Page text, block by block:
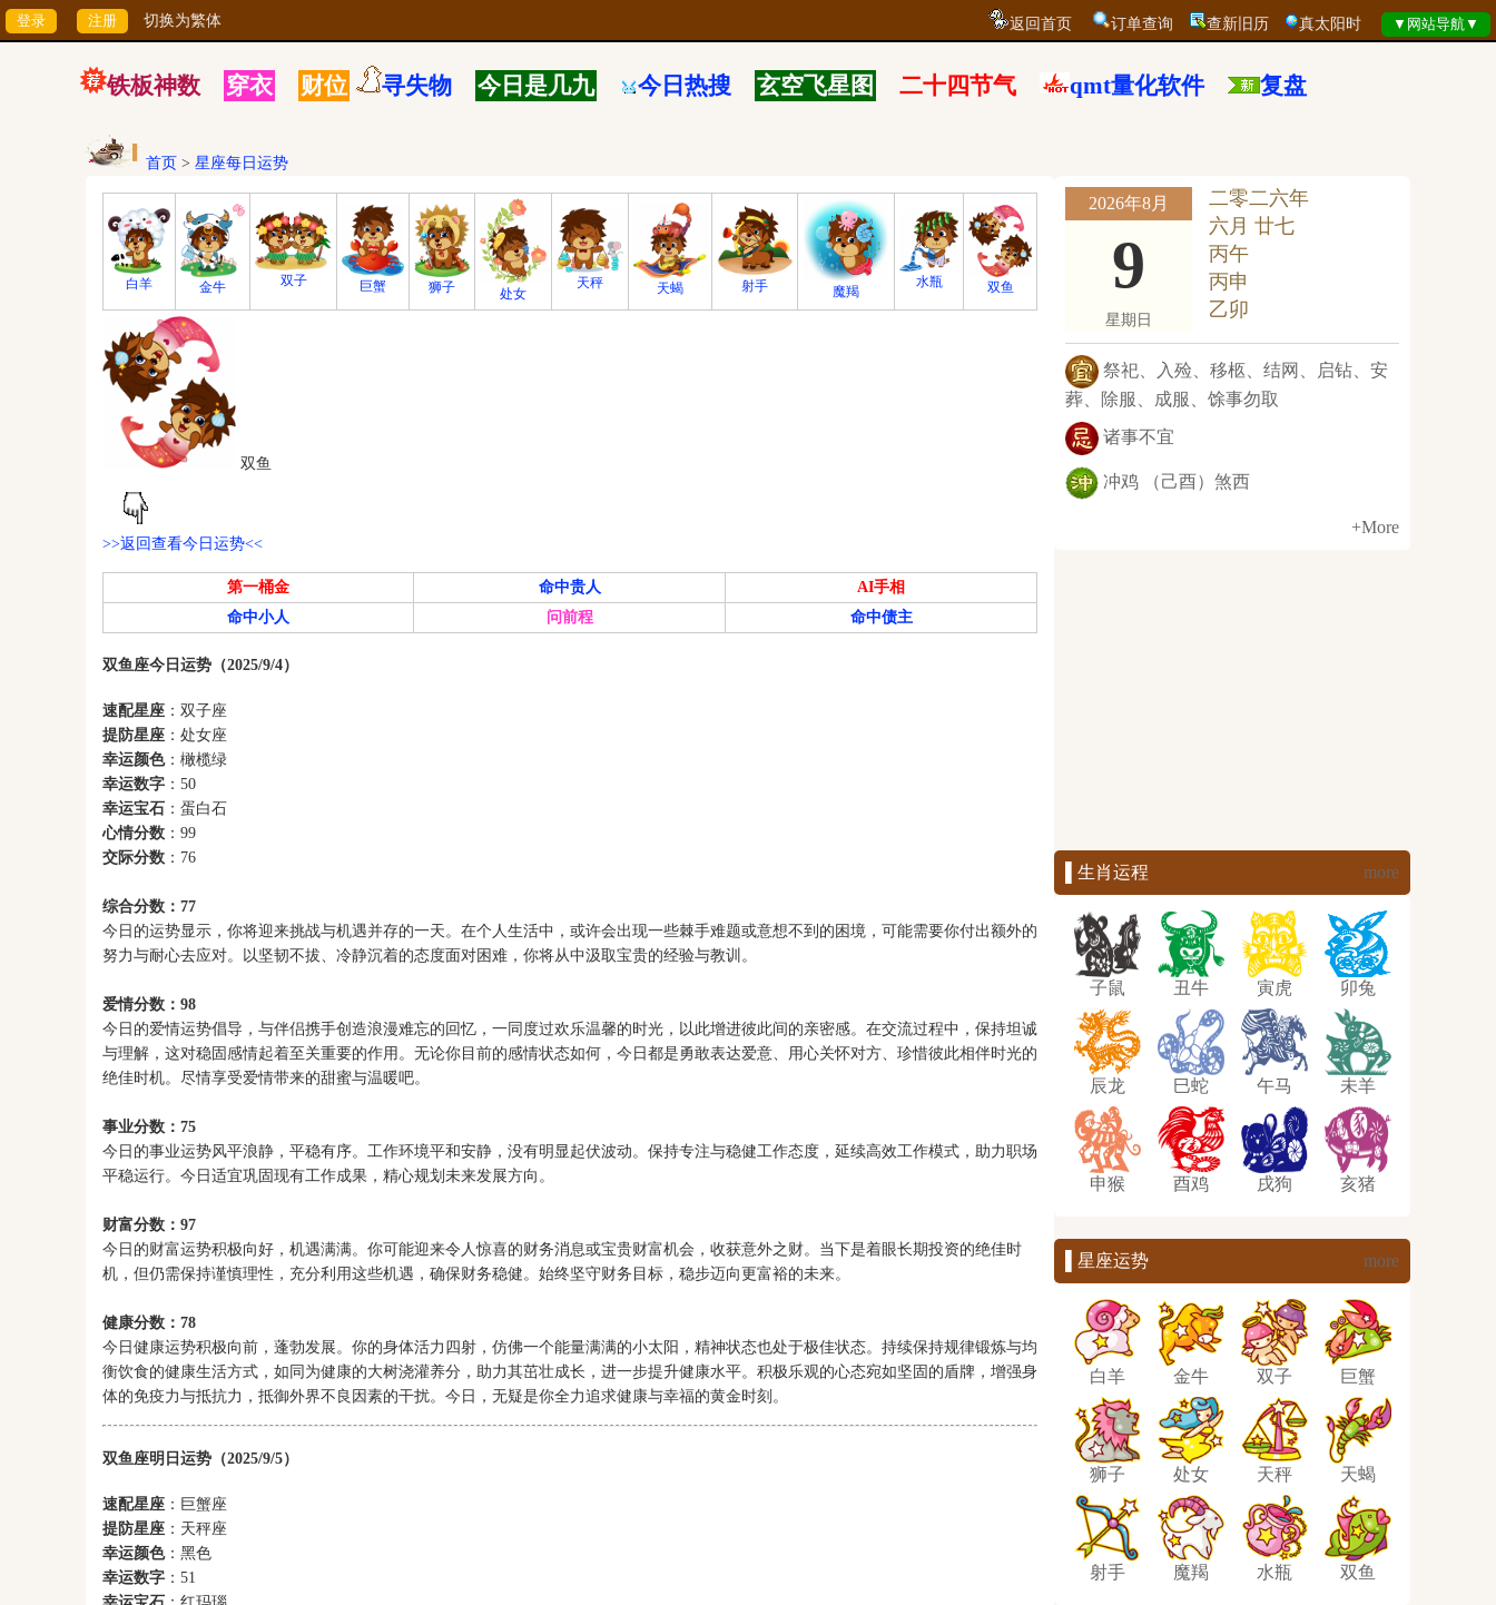
切换为繁体 返回首页 订单查询 查新旧历 真太阳时
铁板神数 穿衣 财位 寻失物 今日是几九 今日热搜 玄空飞星图 二十四节气 qmt量化软件 复盘
首页 > 星座每日运势
白羊 金牛 双子 巨蟹 狮子 处女
天秤 天蝎 射手 魔羯
水瓶 双鱼
双鱼
>>返回查看今日运势<<
第一桶金 命中贵人
AI手相
命中小人
问前程 命中债主
双鱼座今日运势（2025/9/4）
速配星座 ：双子座
提防星座 ：处女座
幸运颜色：橄榄绿
幸运数字 ：50
幸运宝石 ：蛋白石
心情分数 ：99
交际分数 ：76
综合分数：77
今日的运势显示，你将迎来挑战与机遇并存的一天。在个人生活中，或许会出现一些棘手难题或意想不到的困境，可能需要你付出额外的
努力与耐心去应对。以坚韧不拔、冷静沉着的态度面对困难，你将从中汲取宝贵的经验与教训。
爱情分数：98
今日的爱情运势倡导，与伴侣携手创造浪漫难忘的回忆，一同度过欢乐温馨的时光，以此增进彼此间的亲密感。在交流过程中，保持坦诚
与理解，这对稳固感情起着至关重要的作用。无论你目前的感情状态如何，今日都是勇敢表达爱意、用心关怀对方、珍惜彼此相伴时光的
绝佳时机。尽情享受爱情带来的甜蜜与温暖吧。
事业分数：75
今日的事业运势风平浪静，平稳有序。工作环境平和安静，没有明显起伏波动。保持专注与稳健工作态度，延续高效工作模式，助力职场
平稳运行。今日适宜巩固现有工作成果，精心规划未来发展方向。
财富分数：97
今日的财富运势积极向好，机遇满满。你可能迎来令人惊喜的财务消息或宝贵财富机会，收获意外之财。当下是着眼长期投资的绝佳时
机，但仍需保持谨慎理性，充分利用这些机遇，确保财务稳健。始终坚守财务目标，稳步迈向更富裕的未来。
健康分数：78
今日健康运势积极向前，蓬勃发展。你的身体活力四射，仿佛一个能量满满的小太阳，精神状态也处于极佳状态。持续保持规律锻炼与均
衡饮食的健康生活方式，如同为健康的大树浇灌养分，助力其茁壮成长，进一步提升健康水平。积极乐观的心态宛如坚固的盾牌，增强身
体的免疫力与抵抗力，抵御外界不良因素的干扰。今日，无疑是你全力追求健康与幸福的黄金时刻。
双鱼座明日运势（2025/9/5）
速配星座 ：巨蟹座
提防星座 ：天秤座
幸运颜色：黑色
幸运数字 ：51
2026年8月
9
星期日
二零二六年
六月 廿七
丙午
丙申
乙卯
祭祀、入殓、移柩、结网、启钻、安
葬、除服、成服、馀事勿取
诸事不宜
冲鸡 （己酉）煞西
+More
▌生肖运程 more
子鼠 丑牛 寅虎 卯兔
辰龙 巳蛇 午马 未羊
申猴 酉鸡 戌狗 亥猪
▌星座运势 more
白羊 金牛 双子 巨蟹
狮子 处女 天秤 天蝎
射手 魔羯 水瓶 双鱼